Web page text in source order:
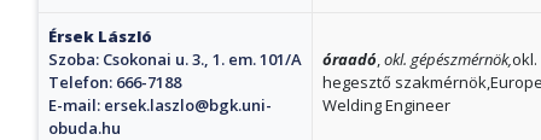
Érsek László
Szoba: Csokonai u. 3., 1. em. 101/A
Telefon: 666-7188
E-mail: ersek.laszlo@bgk.uni-
obuda.hu
óraadó okl. gépészmérnök,okl.
hegesztő
Welding Engineer